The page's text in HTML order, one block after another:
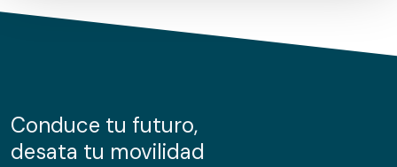
de cookies.
información sobre el uso que haga del sitio web con
nuestros partners de redes sociales, publicidad y análisis
Conduce tu futuro,
desata tu movilidad